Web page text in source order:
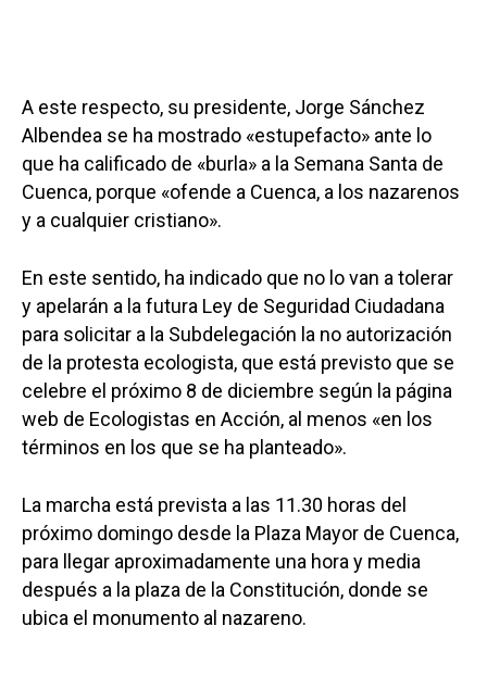
A este respecto, su presidente, Jorge Sánchez
Albendea se ha mostrado «estupefacto» ante lo
que ha calificado de «burla» a la Semana Santa de
Cuenca, porque «ofende a Cuenca, a los nazarenos
y a cualquier cristiano».
En este sentido, ha indicado que no lo van a tolerar
y apelarán a la futura Ley de Seguridad Ciudadana
para solicitar a la Subdelegación la no autorización
de la protesta ecologista, que está previsto que se
celebre el próximo 8 de diciembre según la página
web de Ecologistas en Acción, al menos «en los
términos en los que se ha planteado».
La marcha está prevista a las 11.30 horas del
próximo domingo desde la Plaza Mayor de Cuenca,
para llegar aproximadamente una hora y media
después a la plaza de la Constitución, donde se
ubica el monumento al nazareno.